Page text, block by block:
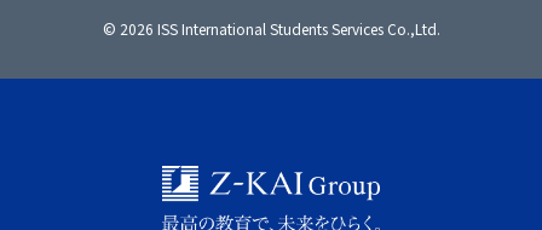
© 2026 ISS International Students Services Co.,Ltd.